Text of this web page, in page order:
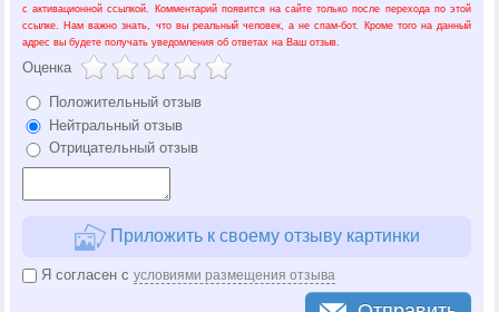
с активационной ссылкой. Комментарий появится на сайте только после перехода по этой
ссылке. Нам важно знать, что вы реальный человек, а не спам-бот. Кроме того на данный
адрес вы будете получать уведомления об ответах на Ваш отзыв.
Оценка
Положительный отзыв
Нейтральный отзыв
Отрицательный отзыв
Приложить к своему отзыву картинки
Я согласен с условиями размещения отзыва